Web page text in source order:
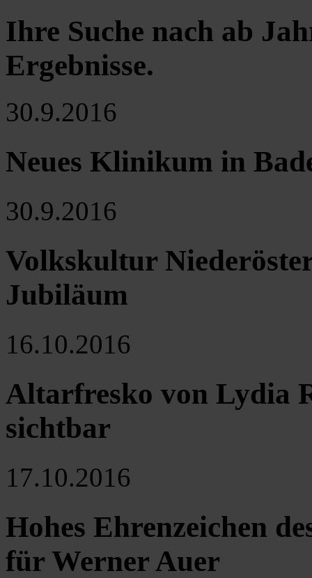
Ihre Suche nach ab
Ergebnisse.
30.9.2016
Neues Klinikum in
30.9.2016
Volkskultur
Jubiläum
16.10.2016
Altarfresko von Lydia
sichtbar
17.10.2016
Hohes Ehrenzeichen
für Werner Auer